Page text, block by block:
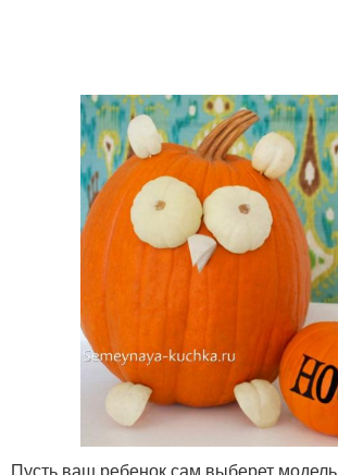
Пусть ваш ребенок сам выберет